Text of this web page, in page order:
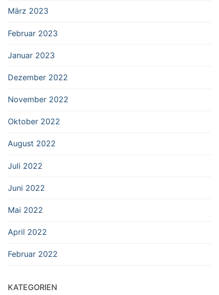
März 2023
Februar 2023
Januar 2023
Dezember 2022
November 2022
Oktober 2022
August 2022
Juli 2022
Juni 2022
Mai 2022
April 2022
Februar 2022
KATEGORIEN